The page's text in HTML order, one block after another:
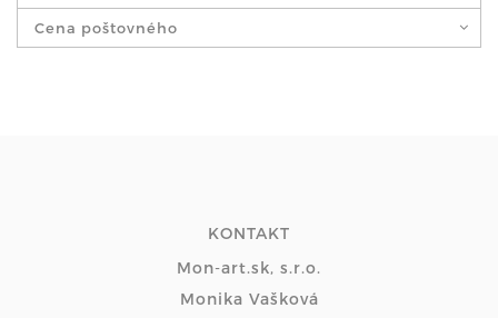
Cena poštovného
KONTAKT
Mon-art.sk, s.r.o.
Monika Vašková